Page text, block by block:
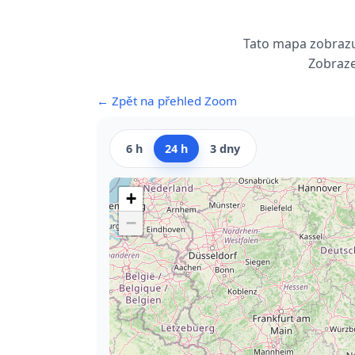
Tato mapa
← Zpět na přehled Zoom
6 h 24 h 3 dny
+
−